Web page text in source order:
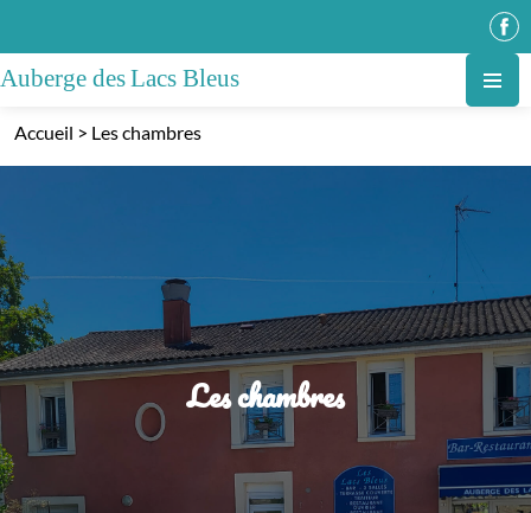
Accueil > Les chambres
Les chambres